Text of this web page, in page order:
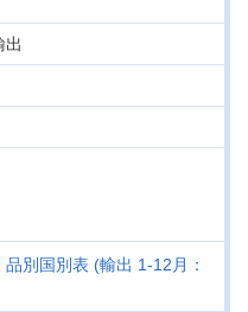
出
別国別表 (輸出 1-12月：